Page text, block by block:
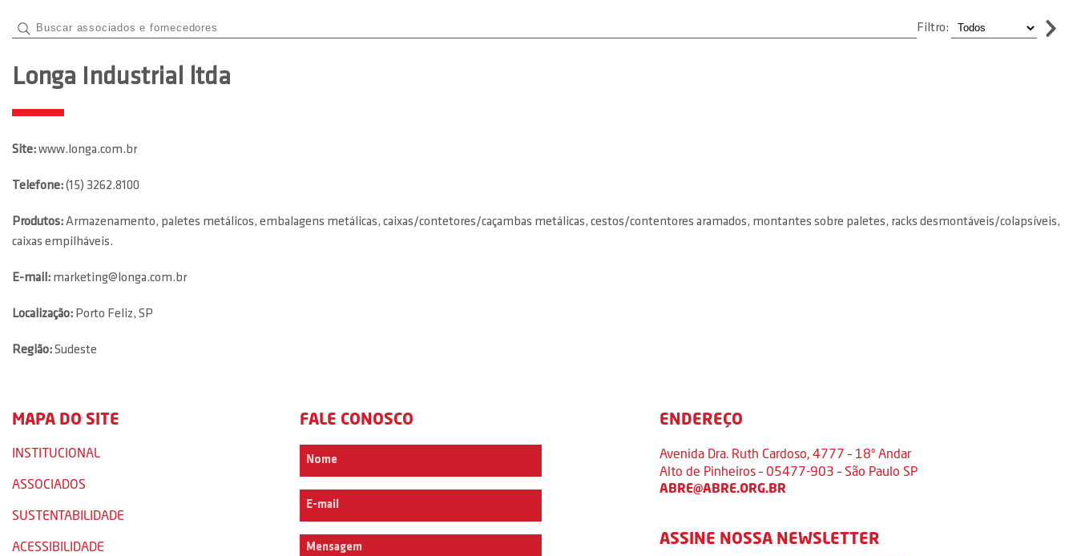
Filtro:
Longa Industrial ltda
Site:www.longa.com.br
Telefone:(15) 3262.8100
Produtos:Armazenamento, paletes metálicos, embalagens metálicas, caixas/contetores/caçambas metálicas, cestos/contentores aramados, montantes sobre paletes, racks desmontáveis/colapsíveis,
caixas empilháveis.
E-mail: marketing@longa.com.br
Localização: Porto Feliz, SP
Região:Sudeste
MAPA DO SITE
INSTITUCIONAL
ASSOCIADOS
SUSTENTABILIDADE
ACESSIBILIDADE
FALE CONOSCO ENDEREÇO
Avenida Dra. Ruth Cardoso, 4777 – 18º Andar
Alto de Pinheiros – 05477-903 – São Paulo SP
ABRE@ABRE.ORG.BR
ASSINE NOSSA NEWSLETTER